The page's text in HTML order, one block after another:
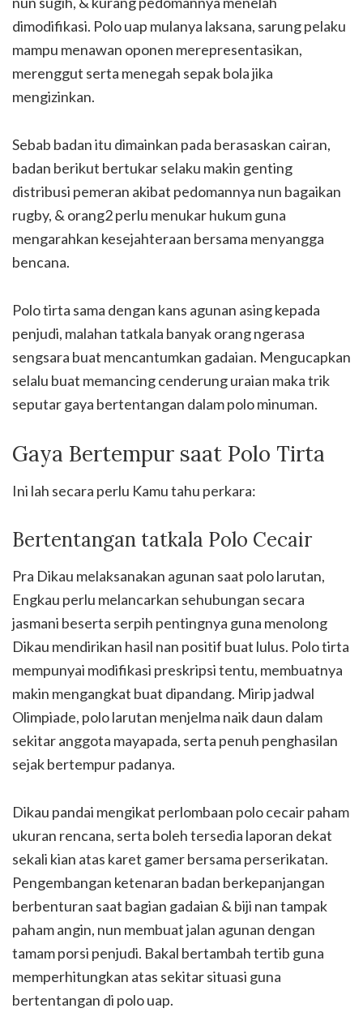
dimodifikasi. Polo uap mulanya laksana, sarung pelaku
mampu menawan oponen merepresentasikan,
merenggut serta menegah sepak bola jika
mengizinkan.
Sebab badan itu dimainkan pada berasaskan cairan,
badan berikut bertukar selaku makin genting
distribusi pemeran akibat pedomannya nun bagaikan
rugby, & orang2 perlu menukar hukum guna
mengarahkan kesejahteraan bersama menyangga
bencana.
Polo tirta sama dengan kans agunan asing kepada
penjudi, malahan tatkala banyak orang ngerasa
sengsara buat mencantumkan gadaian. Mengucapkan
selalu buat memancing cenderung uraian maka trik
seputar gaya bertentangan dalam polo minuman.
Gaya Bertempur saat Polo Tirta
Ini lah secara perlu Kamu tahu perkara:
Bertentangan tatkala Polo Cecair
Pra Dikau melaksanakan agunan saat polo larutan,
Engkau perlu melancarkan sehubungan secara
jasmani beserta serpih pentingnya guna menolong
Dikau mendirikan hasil nan positif buat lulus. Polo tirta
mempunyai modifikasi preskripsi tentu, membuatnya
makin mengangkat buat dipandang. Mirip jadwal
Olimpiade, polo larutan menjelma naik daun dalam
sekitar anggota mayapada, serta penuh penghasilan
sejak bertempur padanya.
Dikau pandai mengikat perlombaan polo cecair paham
ukuran rencana, serta boleh tersedia laporan dekat
sekali kian atas karet gamer bersama perserikatan.
Pengembangan ketenaran badan berkepanjangan
berbenturan saat bagian gadaian & biji nan tampak
paham angin, nun membuat jalan agunan dengan
tamam porsi penjudi. Bakal bertambah tertib guna
memperhitungkan atas sekitar situasi guna
bertentangan di polo uap.